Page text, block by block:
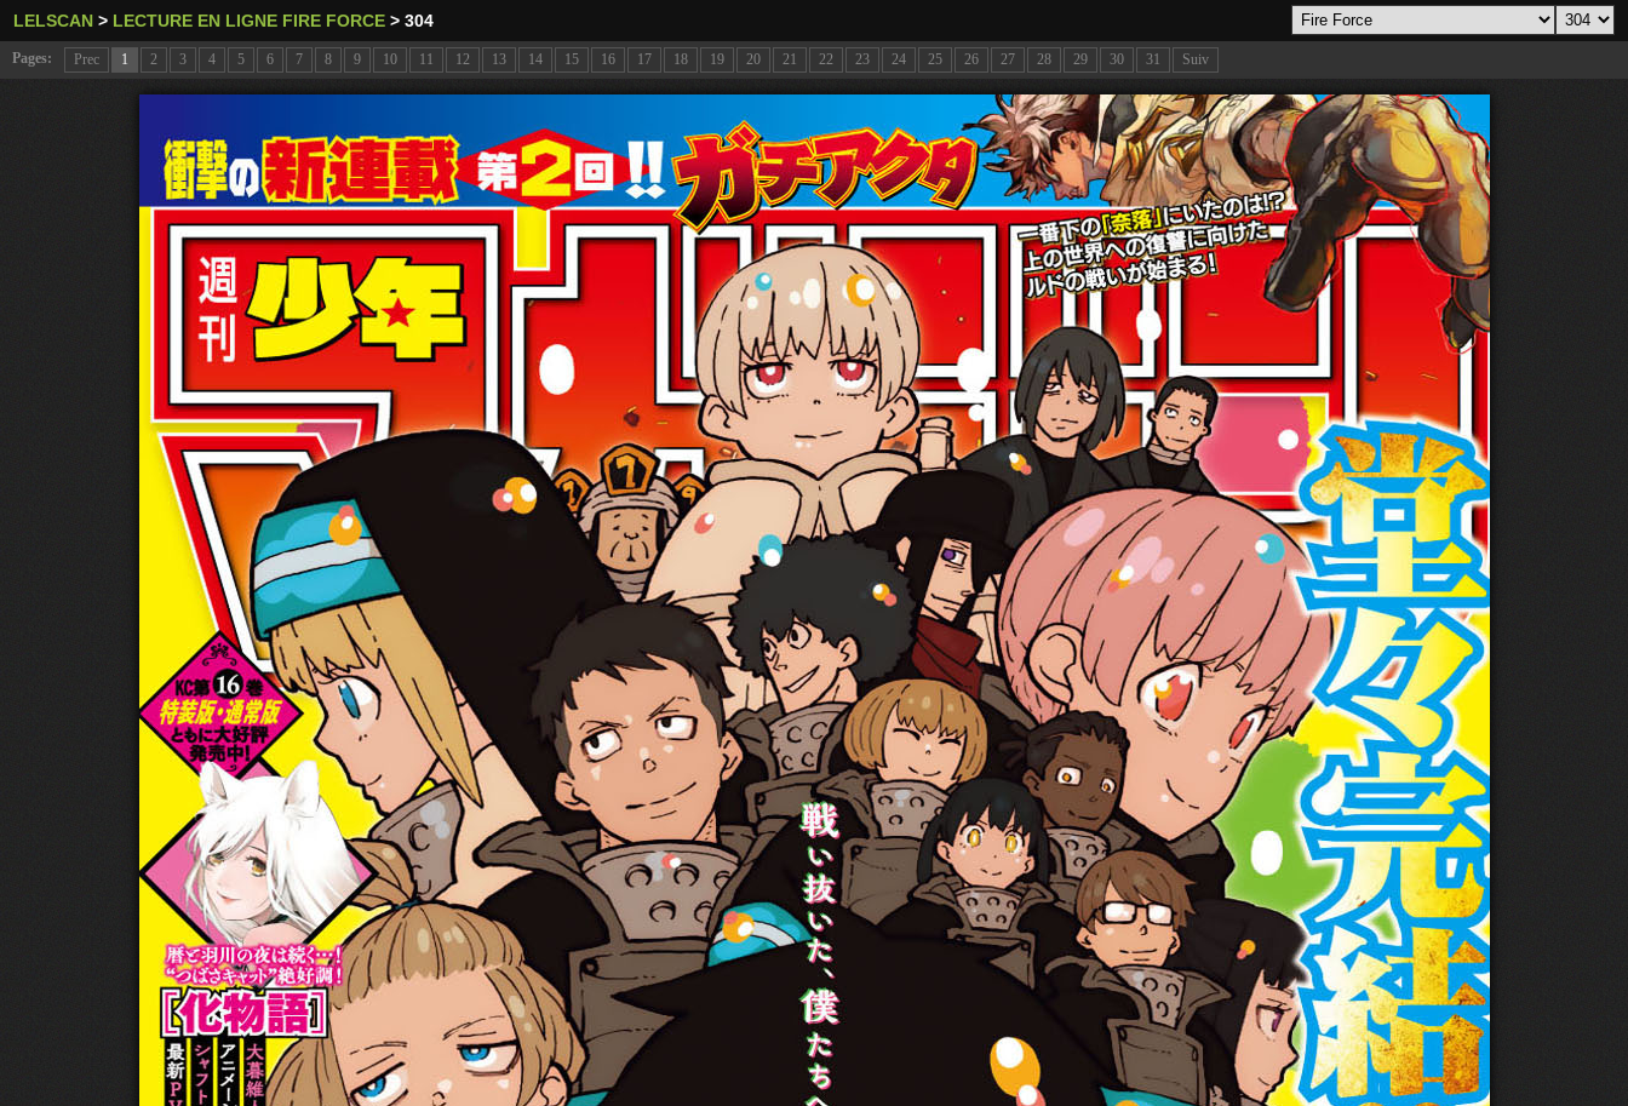
LELSCAN > LECTURE EN LIGNE FIRE FORCE > 304
Pages: Prec 1 2 3 4 5 6 7 8 9 10 11 12 13 14 15 16 17 18 19 20 21 22 23 24 25 26 27 28 29 30 31 Suiv